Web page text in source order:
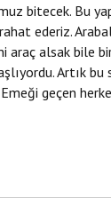
bitecek. Bu
ederiz.
araç alsak bile
Artık bu
geçen